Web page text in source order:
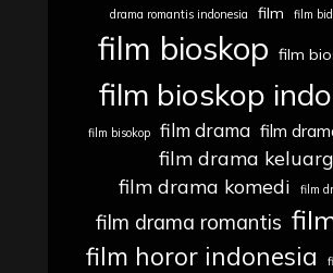
drama romantis indonesia film film
film bioskop film
film bioskop
film bisokop film drama film
film drama
film drama komedi
film
film drama romantis
film horor indonesia